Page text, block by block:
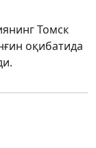
Томск
оқибатида